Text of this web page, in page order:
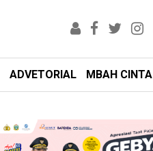
ADVETORIAL MBAH CINTA